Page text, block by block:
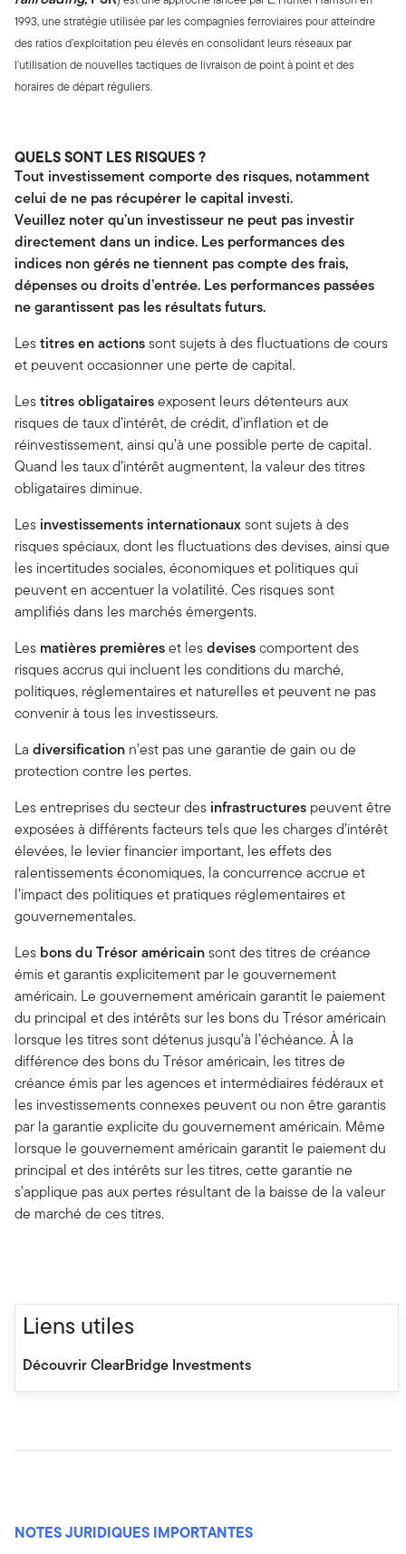
1993, une stratégie utilisée par les compagnies ferroviaires pour atteindre
des ratios d’exploitation peu élevés en consolidant leurs réseaux par
l’utilisation de nouvelles tactiques de livraison de point à point et des
horaires de départ réguliers.
QUELS SONT LES RISQUES ?
Tout investissement comporte des risques, notamment
celui de ne pas récupérer le capital investi.
Veuillez noter qu’un investisseur ne peut pas investir
directement dans un indice. Les performances des
indices non gérés ne tiennent pas compte des frais,
dépenses ou droits d’entrée. Les performances passées
ne garantissent pas les résultats futurs.
Lestitres en actionssont sujets à des fluctuations de cours
et peuvent occasionner une perte de capital.
Lestitres obligatairesexposent leurs détenteurs aux
risques de taux d’intérêt, de crédit, d’inflation et de
réinvestissement, ainsi qu’à une possible perte de capital.
Quand les taux d’intérêt augmentent, la valeur des titres
obligataires diminue.
Les investissements internationauxsont sujets à des
risques spéciaux, dont les fluctuations des devises, ainsi que
les incertitudes sociales, économiques et politiques qui
peuvent en accentuer la volatilité. Ces risques sont
amplifiés dans les marchés émergents.
Les matières premièreset lesdevisescomportent des
risques accrus qui incluent les conditions du marché,
politiques, réglementaires et naturelles et peuvent ne pas
convenir à tous les investisseurs.
La diversification n’est pas une garantie de gain ou de
protection contre les pertes.
Les entreprises du secteur des infrastructures peuvent être
exposées à différents facteurs tels que les charges d’intérêt
élevées, le levier financier important, les effets des
ralentissements économiques, la concurrence accrue et
l’impact des politiques et pratiques réglementaires et
gouvernementales.
Les bons du Trésor américainsont des titres de créance
émis et garantis explicitement par le gouvernement
américain. Le gouvernement américain garantit le paiement
du principal et des intérêts sur les bons du Trésor américain
lorsque les titres sont détenus jusqu’à l’échéance. À la
différence des bons du Trésor américain, les titres de
créance émis par les agences et intermédiaires fédéraux et
les investissements connexes peuvent ou non être garantis
par la garantie explicite du gouvernement américain. Même
lorsque le gouvernement américain garantit le paiement du
principal et des intérêts sur les titres, cette garantie ne
s’applique pas aux pertes résultant de la baisse de la valeur
de marché de ces titres.
Liens utiles
Découvrir ClearBridge Investments
NOTES JURIDIQUES IMPORTANTES